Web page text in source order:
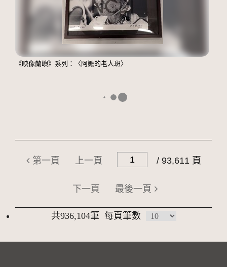
《映像蘭嶼》系列：〈阿嬤的老人斑〉
第一頁 上一頁 / 93,611 頁
下一頁 最後一頁
共936,104筆 每頁筆數